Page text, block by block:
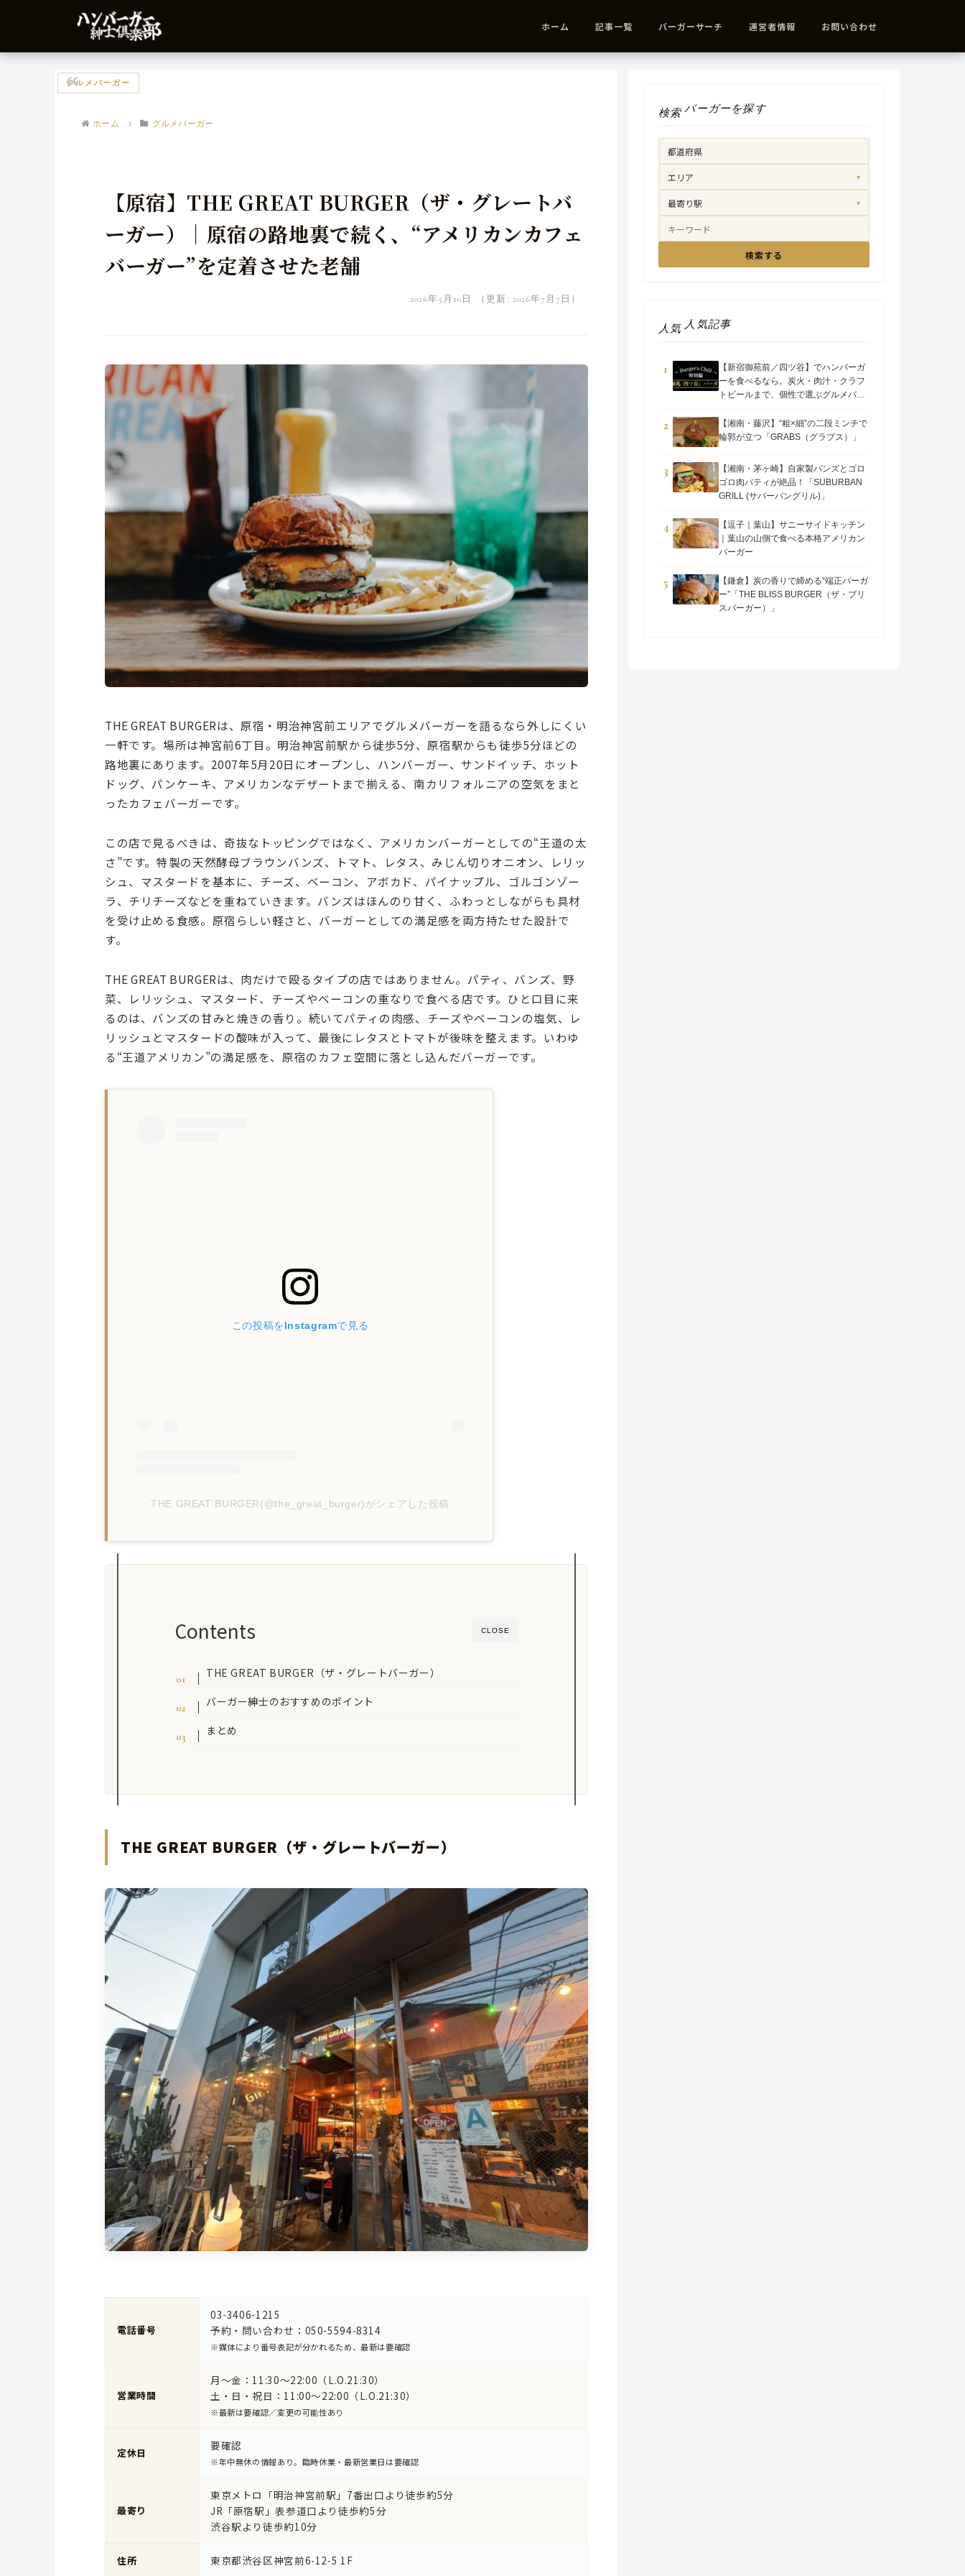
ホーム 記事一覧 バーガーサーチ 運営者情報 お問い合わせ
ホーム グルメバーガー
グルメバーガー
【原宿】THE GREAT BURGER（ザ・グレートバ
ーガー）｜原宿の路地裏で続く、“アメリカンカフェ
バーガー”を定着させた老舗
2026年5月10日 （更新: 2026年7月7日）
THE GREAT BURGERは、原宿・明治神宮前エリアでグルメバーガーを語るなら外しにくい
一軒です。場所は神宮前6丁目。明治神宮前駅から徒歩5分、原宿駅からも徒歩5分ほどの
路地裏にあります。2007年5月20日にオープンし、ハンバーガー、サンドイッチ、ホット
ドッグ、パンケーキ、アメリカンなデザートまで揃える、南カリフォルニアの空気をまと
ったカフェバーガーです。
この店で見るべきは、奇抜なトッピングではなく、アメリカンバーガーとしての“王道の太
さ”です。特製の天然酵母ブラウンバンズ、トマト、レタス、みじん切りオニオン、レリッ
シュ、マスタードを基本に、チーズ、ベーコン、アボカド、パイナップル、ゴルゴンゾー
ラ、チリチーズなどを重ねていきます。バンズはほんのり甘く、ふわっとしながらも具材
を受け止める食感。原宿らしい軽さと、バーガーとしての満足感を両方持たせた設計で
す。
THE GREAT BURGERは、肉だけで殴るタイプの店ではありません。パティ、バンズ、野
菜、レリッシュ、マスタード、チーズやベーコンの重なりで食べる店です。ひと口目に来
るのは、バンズの甘みと焼きの香り。続いてパティの肉感、チーズやベーコンの塩気、レ
リッシュとマスタードの酸味が入って、最後にレタスとトマトが後味を整えます。いわゆ
る“王道アメリカン”の満足感を、原宿のカフェ空間に落とし込んだバーガーです。
この投稿をInstagramで見る
THE GREAT BURGER(@the_great_burger)がシェアした投稿
CLOSE
Contents
THE GREAT BURGER（ザ・グレートバーガー）
バーガー紳士のおすすめのポイント
まとめ
THE GREAT BURGER（ザ・グレートバーガー）
電話番号
03-3406-1215
予約・問い合わせ：050-5594-8314
※媒体により番号表記が分かれるため、最新は要確認
営業時間
月〜金：11:30〜22:00（L.O.21:30）
土・日・祝日：11:00〜22:00（L.O.21:30）
※最新は要確認／変更の可能性あり
定休日
要確認
※年中無休の情報あり。臨時休業・最新営業日は要確認
最寄り
東京メトロ「明治神宮前駅」7番出口より徒歩約5分
JR「原宿駅」表参道口より徒歩約5分
渋谷駅より徒歩約10分
住所 東京都渋谷区神宮前6-12-5 1F
検索 バーガーを探す
エリア ▾
最寄り駅 ▾
検索する
人気 人気記事
1
【新宿御苑前／四ツ谷】でハンバーガ
ーを食べるなら。炭火・肉汁・クラフ
トビールまで、個性で選ぶグルメバー
2
【湘南・藤沢】“粗×細”の二段ミンチで
輪郭が立つ「GRABS（グラブス）」
3
【湘南・茅ヶ崎】自家製バンズとゴロ
ゴロ肉パティが絶品！「SUBURBAN
GRILL (サバーバングリル)」
4
【逗子｜葉山】サニーサイドキッチン
｜葉山の山側で食べる本格アメリカン
バーガー
5
【鎌倉】炭の香りで締める“端正バーガ
ー”「THE BLISS BURGER（ザ・ブリ
スバーガー）」